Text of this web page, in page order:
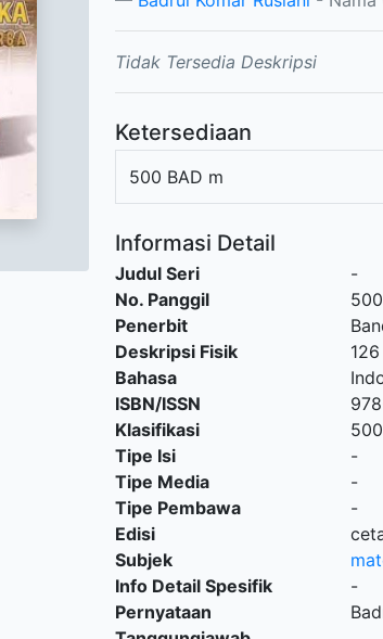
Tidak Tersedia Deskripsi
Ketersediaan
500 BAD m
Informasi Detail
Judul Seri
-
No. Panggil
Penerbit
Deskripsi Fisik
Bahasa
ISBN/ISSN
Klasifikasi
500
Tipe Isi
-
Tipe Media
-
Tipe Pembawa
-
Edisi
Subjek
Info Detail Spesifik
-
Pernyataan